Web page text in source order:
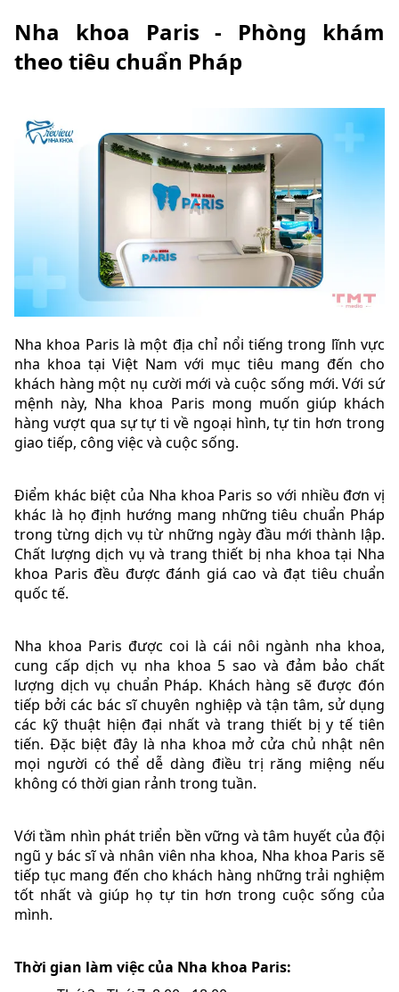
Nha khoa Paris - Phòng khám
theo tiêu chuẩn Pháp
Nha khoa Paris là một địa chỉ nổi tiếng trong lĩnh vực
nha khoa tại Việt Nam với mục tiêu mang đến cho
khách hàng một nụ cười mới và cuộc sống mới. Với sứ
mệnh này, Nha khoa Paris mong muốn giúp khách
hàng vượt qua sự tự ti về ngoại hình, tự tin hơn trong
giao tiếp, công việc và cuộc sống.
Điểm khác biệt của Nha khoa Paris so với nhiều đơn vị
khác là họ định hướng mang những tiêu chuẩn Pháp
trong từng dịch vụ từ những ngày đầu mới thành lập.
Chất lượng dịch vụ và trang thiết bị nha khoa tại Nha
khoa Paris đều được đánh giá cao và đạt tiêu chuẩn
quốc tế.
Nha khoa Paris được coi là cái nôi ngành nha khoa,
cung cấp dịch vụ nha khoa 5 sao và đảm bảo chất
lượng dịch vụ chuẩn Pháp. Khách hàng sẽ được đón
tiếp bởi các bác sĩ chuyên nghiệp và tận tâm, sử dụng
các kỹ thuật hiện đại nhất và trang thiết bị y tế tiên
tiến. Đặc biệt đây là nha khoa mở cửa chủ nhật nên
mọi người có thể dễ dàng điều trị răng miệng nếu
không có thời gian rảnh trong tuần.
Với tầm nhìn phát triển bền vững và tâm huyết của đội
ngũ y bác sĩ và nhân viên nha khoa, Nha khoa Paris sẽ
tiếp tục mang đến cho khách hàng những trải nghiệm
tốt nhất và giúp họ tự tin hơn trong cuộc sống của
mình.
Thời gian làm việc của Nha khoa Paris: